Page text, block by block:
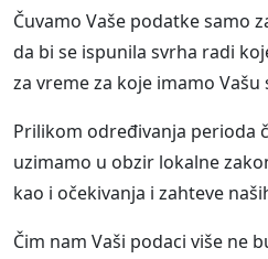
Čuvamo Vaše podatke samo
da bi se ispunila svrha radi
za vreme za koje imamo Vašu
Prilikom određivanja perioda
uzimamo u obzir lokalne
kao i očekivanja i zahteve
Čim nam Vaši podaci više ne